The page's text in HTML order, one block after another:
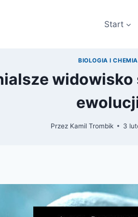
Start
BIOLOGIA I CHEMIA
Przez Kamil Trombik 3